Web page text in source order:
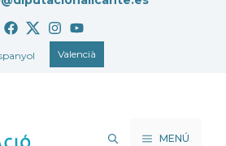
Valencià
MENÚ